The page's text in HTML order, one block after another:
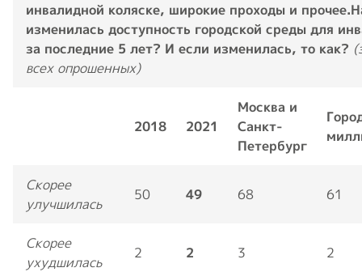
инвалидной коляске, широкие проходы и прочее.
изменилась доступность городской среды для
за последние 5 лет? И если изменилась, то как?
всех опрошенных)
2018 2021
Москва и
Санкт-
Петербург
Скорее
улучшилась
50 49 68 61
Скорее
ухудшилась
2 2 3 2